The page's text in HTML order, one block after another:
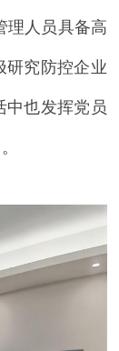
理人员具备高
研究防控企业
中也发挥党员